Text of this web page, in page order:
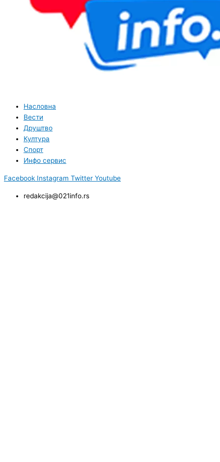
Насловна
Вести
Друштво
Култура
Спорт
Инфо сервис
Facebook Instagram Twitter Youtube
redakcija@021info.rs